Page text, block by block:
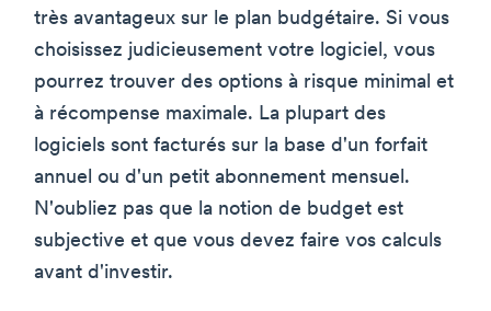
très avantageux sur le plan budgétaire. Si vous
choisissez judicieusement votre logiciel, vous
pourrez trouver des options à risque minimal et
à récompense maximale. La plupart des
logiciels sont facturés sur la base d'un forfait
annuel ou d'un petit abonnement mensuel.
N'oubliez pas que la notion de budget est
subjective et que vous devez faire vos calculs
avant d'investir.